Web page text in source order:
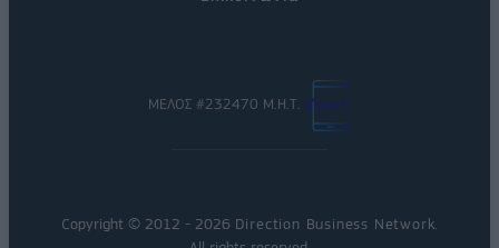
ΜΕΛΟΣ #232470 Μ.Η.Τ.
Copyright © 2012 - 2026 Direction Business Network